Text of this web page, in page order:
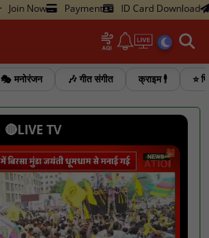
Join Now Payment ID Card Download
🎭 मनोरंजन 🎶 गीत संगीत क्राइम 🕴️ ⭐
🔴LIVE TV